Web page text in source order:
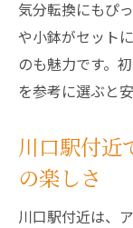
気分転換にもぴ
や小鉢がセット
のも魅力です。
を参考に選ぶと安
川口駅付近
の楽しさ
川口駅付近は、